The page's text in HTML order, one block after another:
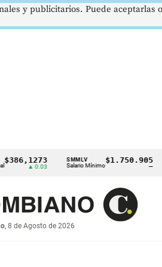
▲ 0.03
SMMLV
Salario Mínimo
$1.750.905
, 8 de Agosto de 2026
y publicitarios. Puede aceptarlas